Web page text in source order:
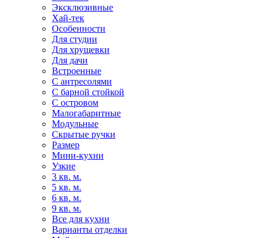
Эксклюзивные
Хай-тек
Особенности
Для студии
Для хрущевки
Для дачи
Встроенные
С антресолями
С барной стойкой
С островом
Малогабаритные
Модульные
Скрытые ручки
Размер
Мини-кухни
Узкие
3 кв. м.
5 кв. м.
6 кв. м.
9 кв. м.
Все для кухни
Варианты отделки